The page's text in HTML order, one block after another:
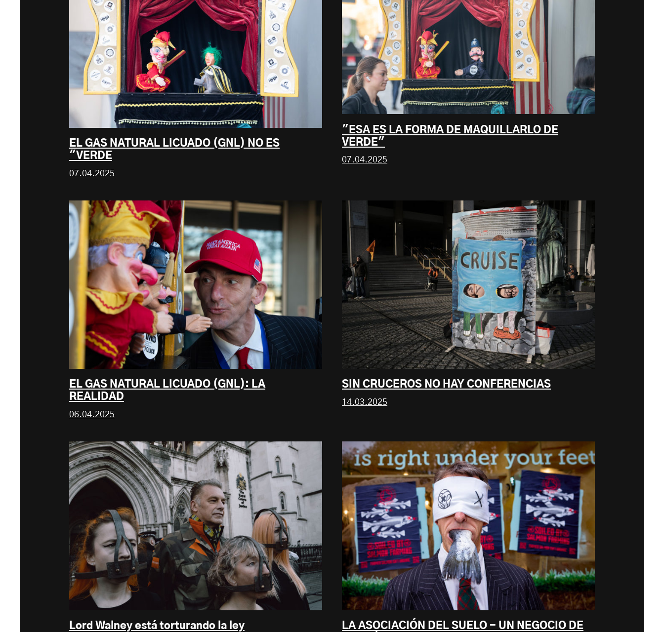
EL GAS NATURAL LICUADO (GNL) NO ES
"VERDE
07.04.2025
"ESA ES LA FORMA DE MAQUILLARLO DE
VERDE"
07.04.2025
EL GAS NATURAL LICUADO (GNL): LA
REALIDAD
06.04.2025
SIN CRUCEROS NO HAY CONFERENCIAS
14.03.2025
Lord Walney está torturando la ley LA ASOCIACIÓN DEL SUELO - UN NEGOCIO DE